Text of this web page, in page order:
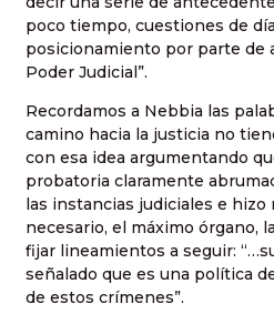
poco tiempo, cuestiones de
posicionamiento por parte de
Poder Judicial”.
Recordamos a Nebbia las
camino hacia la justicia no
con esa idea argumentando
probatoria claramente
las instancias judiciales e hizo
necesario, el máximo órgano,
fijar lineamientos a seguir:
señalado que es una política
de estos crímenes”.